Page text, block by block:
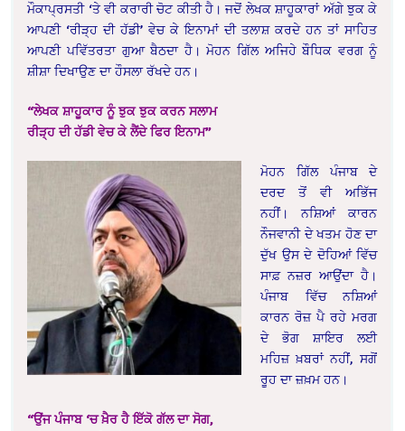
ਮੌਕਾਪ੍ਰਸਤੀ ‘ਤੇ ਵੀ ਕਰਾਰੀ ਚੋਟ ਕੀਤੀ ਹੈ। ਜਦੋਂ ਲੇਖਕ ਸ਼ਾਹੂਕਾਰਾਂ ਅੱਗੇ ਝੁਕ ਕੇ
ਆਪਣੀ ‘ਰੀੜ੍ਹ ਦੀ ਹੱਡੀ’ ਵੇਚ ਕੇ ਇਨਾਮਾਂ ਦੀ ਤਲਾਸ਼ ਕਰਦੇ ਹਨ ਤਾਂ ਸਾਹਿਤ
ਆਪਣੀ ਪਵਿੱਤਰਤਾ ਗੁਆ ਬੈਠਦਾ ਹੈ। ਮੋਹਨ ਗਿੱਲ ਅਜਿਹੇ ਬੌਧਿਕ ਵਰਗ ਨੂੰ
ਸ਼ੀਸ਼ਾ ਦਿਖਾਉਣ ਦਾ ਹੌਸਲਾ ਰੱਖਦੇ ਹਨ।
“ਲੇਖਕ ਸ਼ਾਹੂਕਾਰ ਨੂੰ ਝੁਕ ਝੁਕ ਕਰਨ ਸਲਾਮ
ਰੀੜ੍ਹ ਦੀ ਹੱਡੀ ਵੇਚ ਕੇ ਲੈਂਦੇ ਫਿਰ ਇਨਾਮ”
ਮੋਹਨ ਗਿੱਲ ਪੰਜਾਬ ਦੇ
ਦਰਦ ਤੋਂ ਵੀ ਅਭਿੱਜ
ਨਹੀਂ। ਨਸ਼ਿਆਂ ਕਾਰਨ
ਨੌਜਵਾਨੀ ਦੇ ਖਤਮ ਹੋਣ ਦਾ
ਦੁੱਖ ਉਸ ਦੇ ਦੋਹਿਆਂ ਵਿੱਚ
ਸਾਫ਼ ਨਜ਼ਰ ਆਉਂਦਾ ਹੈ।
ਪੰਜਾਬ ਵਿੱਚ ਨਸ਼ਿਆਂ
ਕਾਰਨ ਰੋਜ਼ ਪੈ ਰਹੇ ਮਰਗ
ਦੇ ਭੋਗ ਸ਼ਾਇਰ ਲਈ
ਮਹਿਜ਼ ਖ਼ਬਰਾਂ ਨਹੀਂ, ਸਗੋਂ
ਰੂਹ ਦਾ ਜ਼ਖ਼ਮ ਹਨ।
“ਉਂਜ ਪੰਜਾਬ ‘ਚ ਖ਼ੈਰ ਹੈ ਇੱਕੋ ਗੱਲ ਦਾ ਸੋਗ,